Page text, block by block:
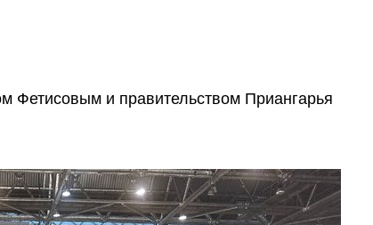
Фетисовым и правительством Приангарья